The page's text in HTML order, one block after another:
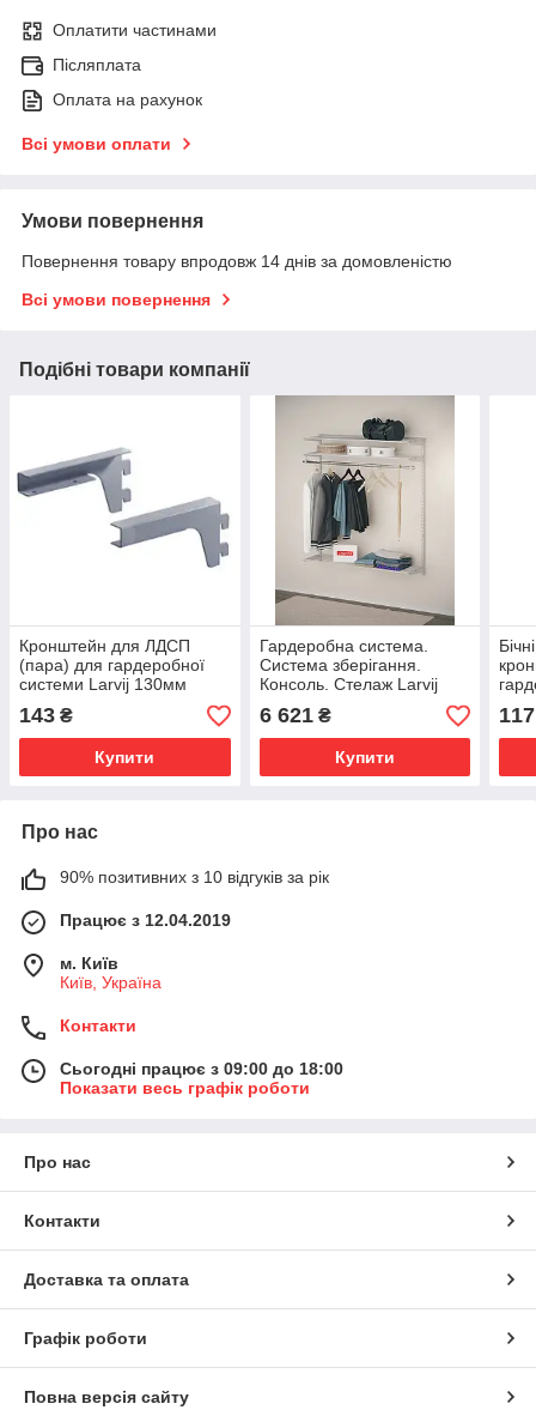
Оплатити частинами
Післяплата
Оплата на рахунок
Всі умови оплати
Умови повернення
Повернення товару впродовж 14 днів за домовленістю
Всі умови повернення
Подібні товари компанії
Кронштейн для ЛДСП
(пара) для гардеробної
системи Larvij 130мм
L9095GA
143 ₴
Купити
Гардеробна система.
Система зберігання.
Консоль. Стелаж Larvij
ширина 1250 мм біла
LWSE5
6 621₴
Купити
117
Про нас
90% позитивних з 10 відгуків за рік
Працює з 12.04.2019
м. Київ
Київ, Україна
Контакти
Сьогодні працює з 09:00 до 18:00
Показати весь графік роботи
Про нас
Контакти
Доставка та оплата
Графік роботи
Повна версія сайту